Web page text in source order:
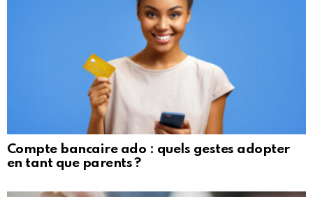
Compte bancaire ado : quels gestes adopter
en tant que parents ?